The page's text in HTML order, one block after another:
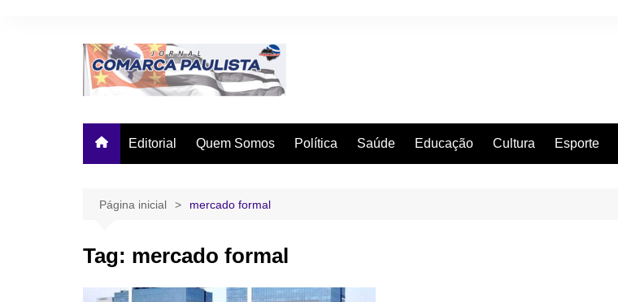
Editorial Quem Somos Política Saúde Educação Cultura Esporte
Página inicial mercado formal
Tag: mercado formal